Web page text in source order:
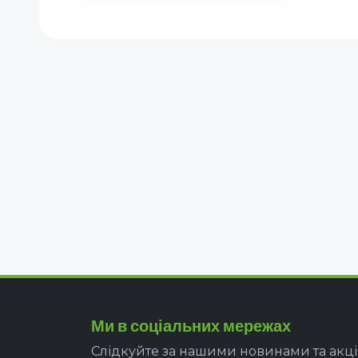
Ми в соціальних мережах
Слідкуйте за нашими новинами та